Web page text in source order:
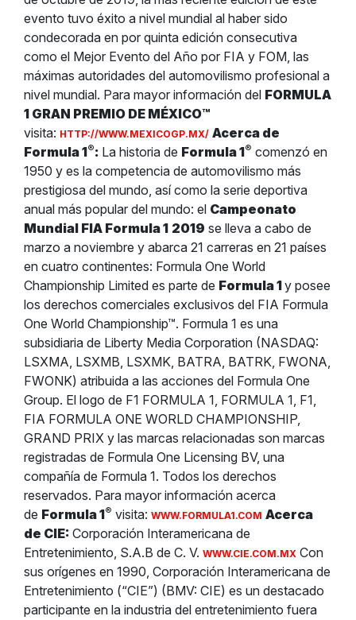
evento tuvo éxito a nivel mundial al haber sido
condecorada en por quinta edición consecutiva
como el Mejor Evento del Año por FIA y FOM, las
máximas autoridades del automovilismo profesional a
nivel mundial. Para mayor información del FORMULA
1 GRAN PREMIO DE MÉXICO™
visita: HTTP://WWW.MEXICOGP.MX/ Acerca de
Formula 1®: La historia de Formula 1® comenzó en
1950 y es la competencia de automovilismo más
prestigiosa del mundo, así como la serie deportiva
anual más popular del mundo: el Campeonato
Mundial FIA Formula 1 2019 se lleva a cabo de
marzo a noviembre y abarca 21 carreras en 21 países
en cuatro continentes: Formula One World
Championship Limited es parte de Formula 1y posee
los derechos comerciales exclusivos del FIA Formula
One World Championship™. Formula 1 es una
subsidiaria de Liberty Media Corporation (NASDAQ:
LSXMA, LSXMB, LSXMK, BATRA, BATRK, FWONA,
FWONK) atribuida a las acciones del Formula One
Group. El logo de F1 FORMULA 1, FORMULA 1, F1,
FIA FORMULA ONE WORLD CHAMPIONSHIP,
GRAND PRIX y las marcas relacionadas son marcas
registradas de Formula One Licensing BV, una
compañía de Formula 1. Todos los derechos
reservados. Para mayor información acerca
de Formula 1® visita: WWW.FORMULA1.COM Acerca
de CIE: Corporación Interamericana de
Entretenimiento, S.A.B de C. V. WWW.CIE.COM.MX Con
sus orígenes en 1990, Corporación Interamericana de
Entretenimiento (“CIE”) (BMV: CIE) es un destacado
participante en la industria del entretenimiento fuera